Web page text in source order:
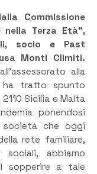
Commissione
nella Terza Età”,
socio e Past
Monti Climiti.
alla
ha tratto spunto
Sicilia e Malta
ponendosi
che oggi
rete familiare,
abbiamo
sopperire a tale